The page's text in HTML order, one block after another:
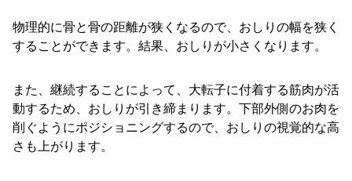
物理的に骨と骨の距離が狭くなるので、おしりの幅を狭く
することができます。結果、おしりが小さくなります。
また、継続することによって、大転子に付着する筋肉が活
動するため、おしりが引き締まります。下部外側のお肉を
削ぐようにポジショニングするので、おしりの視覚的な高
さも上がります。